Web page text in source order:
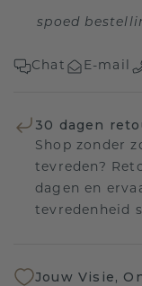
spoed
Chat E-mail
30 dagen
Shop zonder
tevreden?
dagen en
tevredenheid
Jouw Visie,